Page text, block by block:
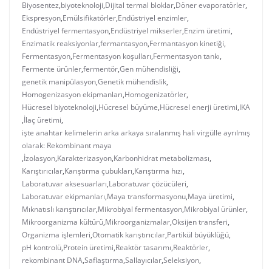
Biyosentez,biyoteknoloji,Dijital termal bloklar,Döner evaporatörler,
Ekspresyon,Emülsifikatörler,Endüstriyel enzimler,
Endüstriyel fermentasyon,Endüstriyel mikserler,Enzim üretimi,
Enzimatik reaksiyonlar,fermantasyon,Fermantasyon kinetiği,
Fermentasyon,Fermentasyon koşulları,Fermentasyon tankı,
Fermente ürünler,fermentör,Gen mühendisliği,
genetik manipülasyon,Genetik mühendislik,
Homogenizasyon ekipmanları,Homogenizatörler,
Hücresel biyoteknoloji,Hücresel büyüme,Hücresel enerji üretimi,IKA
,İlaç üretimi,
işte anahtar kelimelerin arka arkaya sıralanmış hali virgülle ayrılmış
olarak: Rekombinant maya
,İzolasyon,Karakterizasyon,Karbonhidrat metabolizması,
Karıştırıcılar,Karıştırma çubukları,Karıştırma hızı,
Laboratuvar aksesuarları,Laboratuvar çözücüleri,
Laboratuvar ekipmanları,Maya transformasyonu,Maya üretimi,
Mıknatıslı karıştırıcılar,Mikrobiyal fermentasyon,Mikrobiyal ürünler,
Mikroorganizma kültürü,Mikroorganizmalar,Oksijen transferi,
Organizma işlemleri,Otomatik karıştırıcılar,Partikül büyüklüğü,
pH kontrolü,Protein üretimi,Reaktör tasarımı,Reaktörler,
rekombinant DNA,Saflaştırma,Sallayıcılar,Seleksiyon,